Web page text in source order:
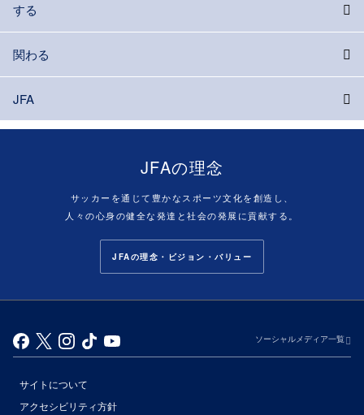
する
関わる
JFA
JFAの理念
サッカーを通じて豊かなスポーツ文化を創造し、
人々の心身の健全な発達と社会の発展に貢献する。
JFAの理念・ビジョン・バリュー
ソーシャルメディア一覧
サイトについて
アクセシビリティ方針